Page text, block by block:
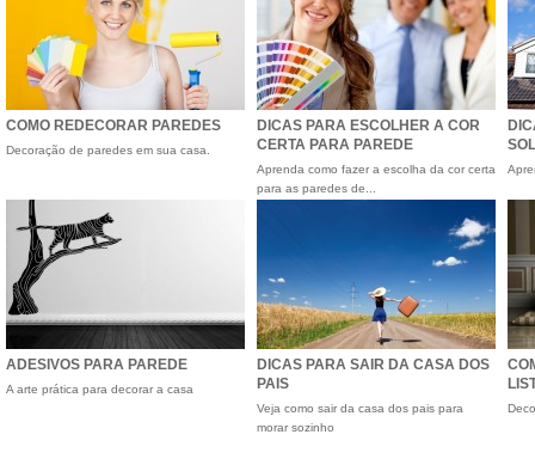
COMO REDECORAR PAREDES
Decoração de paredes em sua casa.
DICAS PARA ESCOLHER A COR
CERTA PARA PAREDE
Aprenda como fazer a escolha da cor certa
para as paredes de...
ADESIVOS PARA PAREDE
A arte prática para decorar a casa
DICAS PARA SAIR DA CASA DOS
PAIS
Veja como sair da casa dos pais para
morar sozinho